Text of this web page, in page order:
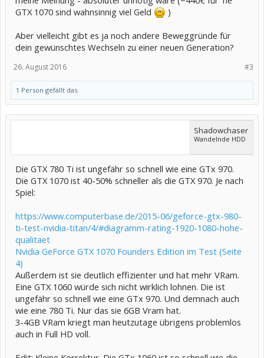
GTX 1070 sind wahnsinnig viel Geld
)
Aber vielleicht gibt es ja noch andere Beweggründe für
dein gewünschtes Wechseln zu einer neuen Generation?
#3
26. August 2016
1 Person gefällt das.
Shadowchaser
Wandelnde HDD
Die GTX 780 Ti ist ungefähr so schnell wie eine GTx 970.
Die GTX 1070 ist 40-50% schneller als die GTX 970. Je nach
Spiel:
https://www.computerbase.de/2015-06/geforce-gtx-980-
ti-test-nvidia-titan/4/#diagramm-rating-1920-1080-hohe-
qualitaet
Nvidia GeForce GTX 1070 Founders Edition im Test (Seite
4)
Außerdem ist sie deutlich effizienter und hat mehr VRam.
Eine GTX 1060 würde sich nicht wirklich lohnen. Die ist
ungefähr so schnell wie eine GTx 970. Und demnach auch
wie eine 780 Ti. Nur das sie 6GB Vram hat.
3-4GB VRam kriegt man heutzutage übrigens problemlos
auch in Full HD voll.